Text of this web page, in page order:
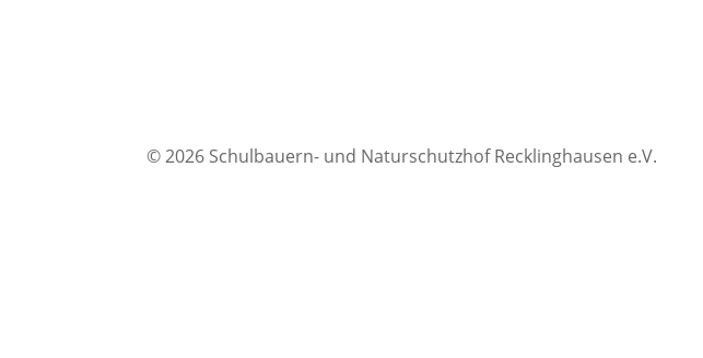
© 2026 Schulbauern- und Naturschutzhof Recklinghausen e.V.